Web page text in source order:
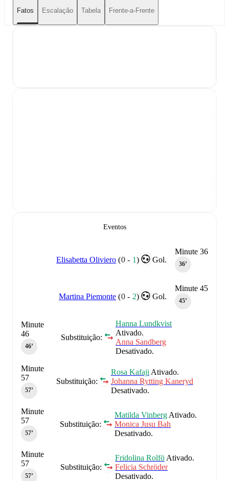
Fatos Escalação Tabela Frente-a-Frente
Eventos
Minute 36
36‎’‎
Gol.
Elisabetta Oliviero (0- 1)
Minute 45
45‎’‎
Gol.
Martina Piemonte (0- 2)
Substituição:
Hanna Lundkvist
Ativado.
Anna Sandberg
Desativado.
Minute
46
46‎’‎
Substituição:
Rosa Kafaji Ativado.
Johanna Rytting Kaneryd
Desativado.
Minute
57
57‎’‎
Substituição:
Matilda Vinberg Ativado.
Monica Jusu Bah
Desativado.
Minute
57
57‎’‎
Substituição:
Fridolina Rolfö Ativado.
Felicia Schröder
Desativado.
Minute
57
57‎’‎